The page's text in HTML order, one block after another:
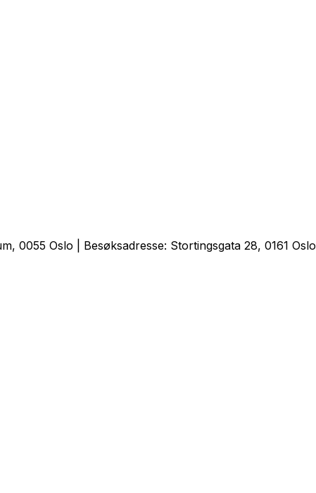
0055 Oslo | Besøksadresse: Stortingsgata 28, 0161 Oslo